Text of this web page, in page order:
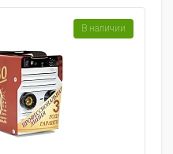
В наличии